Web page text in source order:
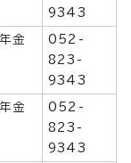
9343
金
052-
823-
9343
金
052-
823-
9343